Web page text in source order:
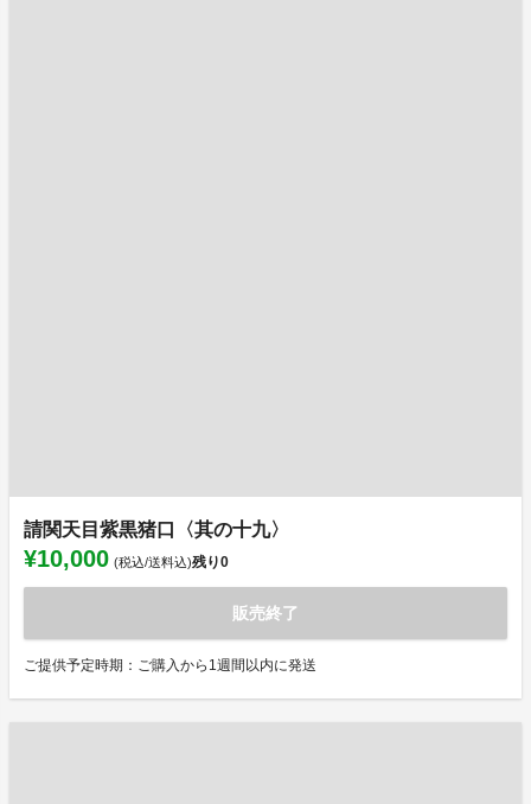
請関天目紫黒猪口〈其の十九〉
¥10,000 (税込/送料込)残り0
販売終了
ご提供予定時期：ご購入から1週間以内に発送